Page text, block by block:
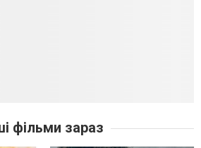
фільми зараз